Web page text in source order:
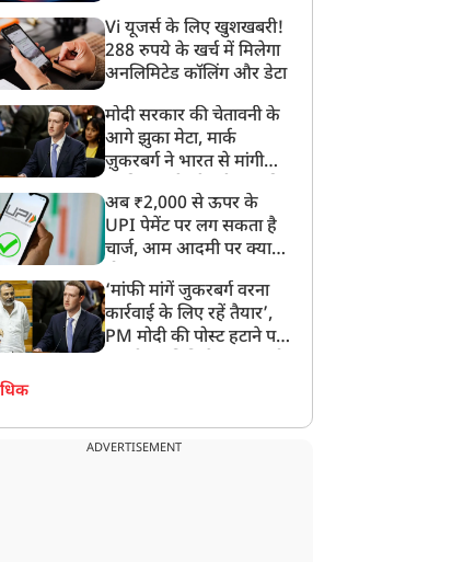
गया
Vi यूजर्स के लिए खुशखबरी!
288 रुपये के खर्च में मिलेगा
अनलिमिटेड कॉलिंग और डेटा
मोदी सरकार की चेतावनी के
आगे झुका मेटा, मार्क
ज़ुकरबर्ग ने भारत से मांगी
अब ₹2,000 से ऊपर के
UPI पेमेंट पर लग सकता है
चार्ज, आम आदमी पर क्या
‘मांफी मांगें जुकरबर्ग वरना
कार्रवाई के लिए रहें तैयार’,
PM मोदी की पोस्ट हटाने पर
ADVERTISEMENT